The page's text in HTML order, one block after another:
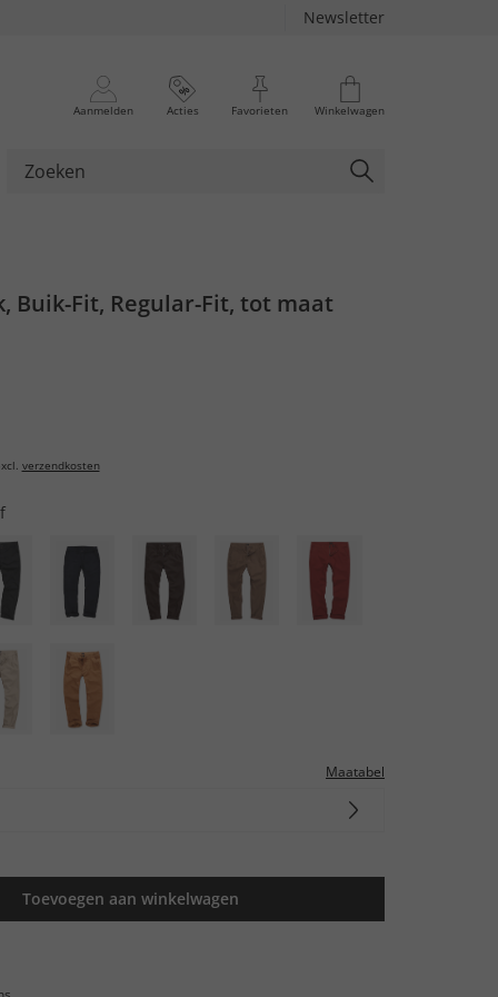
Newsletter
Aanmelden Acties Favorieten Winkelwagen
Buik-Fit, Regular-Fit, tot maat
verzendkosten
Maatabel
Toevoegen aan winkelwagen